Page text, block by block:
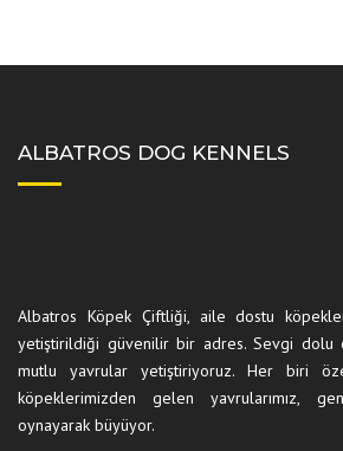
ALBATROS DOG KENNELS
Albatros Köpek Çiftliği, aile dostu
yetiştirildiği güvenilir bir adres. Sevgi dolu
mutlu yavrular yetiştiriyoruz. Her biri
köpeklerimizden gelen yavrularımız,
oynayarak büyüyor.